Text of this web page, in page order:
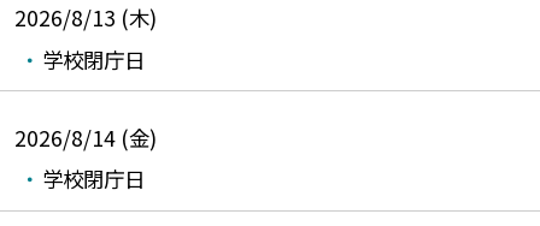
2026/8/13 (木)
学校閉庁日
2026/8/14 (金)
学校閉庁日